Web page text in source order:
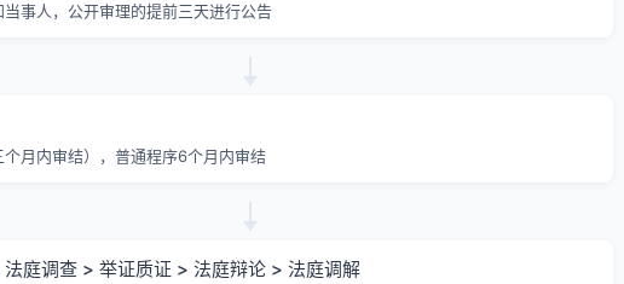
事人，公开审理的提前三天进行公告
个月内审结），普通程序6个月内审结
庭调查 > 举证质证 > 法庭辩论 > 法庭调解